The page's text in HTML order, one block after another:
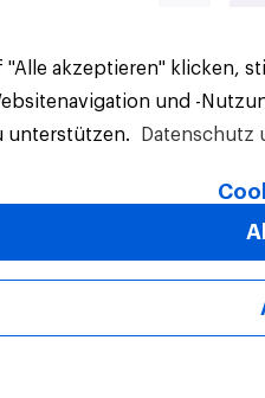
"Alle akzeptieren" klicken,
und -
unterstützen.
Datenschutz